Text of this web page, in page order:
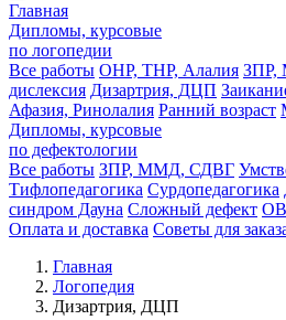
Главная
Дипломы, курсовые
по логопедии
Все работы ОНР, ТНР, Алалия
дислексия Дизартрия, ДЦП
Афазия, Ринолалия Ранний возраст
Дипломы, курсовые
по дефектологии
Все работы ЗПР, ММД, СДВГ
Тифлопедагогика Сурдопедагогика
синдром Дауна Сложный дефект
Оплата и доставка Советы для
Главная
Логопедия
Дизартрия, ДЦП